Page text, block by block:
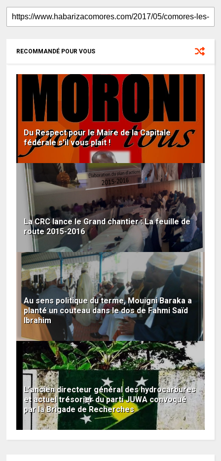
RECOMMANDÉ POUR VOUS
Du Respect pour le Maire de la Capitale
fédérale s'il vous plait !
La CRC lance le Grand chantier : La feuille de
route 2015-2016
Au sens politique du terme, Mouigni Baraka a
planté un couteau dans le dos de Fahmi Saïd
Ibrahim
L'ancien directeur général des hydrocarbures
et actuel trésorier du parti JUWA convoqué
par la Brigade de Recherches